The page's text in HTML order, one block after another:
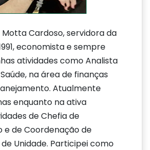
Motta Cardoso, servidora da
economista e sempre
atividades como Analista
na área de finanças
Atualmente
enquanto na ativa
de Chefia de
de Coordenação de
Unidade. Participei como